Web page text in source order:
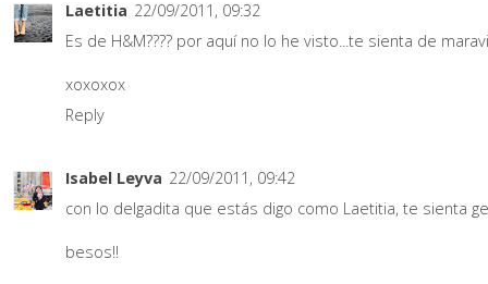
Laetitia 22/09/2011, 09:32
Es de H&M???? por aquí no lo he visto...te sienta de
xoxoxox
Reply
Isabel Leyva 22/09/2011, 09:42
con lo delgadita que estás digo como Laetitia, te sienta
besos!!